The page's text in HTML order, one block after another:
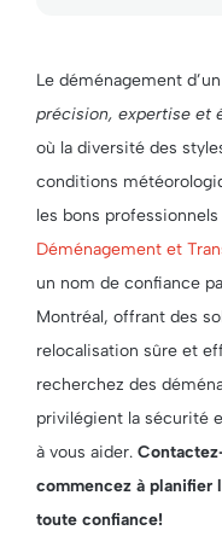
Le déménagement
précision, expertise et
où la diversité des
conditions
les bons
Déménagement et
un nom de confiance
Montréal, offrant des
relocalisation sûre et
recherchez des
privilégient la sécurité
à vous aider.
commencez à planifier
toute confiance!